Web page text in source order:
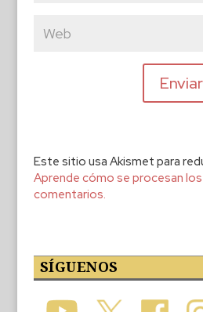
Este sitio usa Akismet para
Aprende cómo se procesan
comentarios.
SÍGUENOS